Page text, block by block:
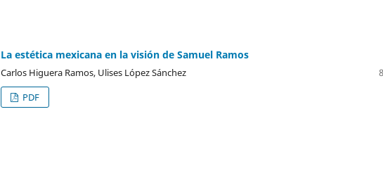
La estética mexicana en la visión de Samuel Ramos
Carlos Higuera Ramos, Ulises López Sánchez
PDF